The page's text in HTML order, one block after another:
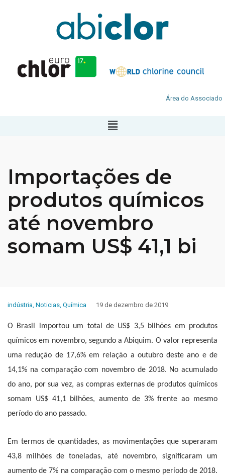
Área do Associado
Importações de
produtos químicos
até novembro
somam US$ 41,1 bi
indústria, Noticias, Química 19 de dezembro de 2019
O Brasil importou um total de US$ 3,5 bilhões em produtos
químicos em novembro, segundo a Abiquim. O valor representa
uma redução de 17,6% em relação a outubro deste ano e de
14,1% na comparação com novembro de 2018. No acumulado
do ano, por sua vez, as compras externas de produtos químicos
somam US$ 41,1 bilhões, aumento de 3% frente ao mesmo
período do ano passado.
Em termos de quantidades, as movimentações que superaram
43,8 milhões de toneladas, até novembro, significaram um
aumento de 7% na comparação com o mesmo período de 2018.